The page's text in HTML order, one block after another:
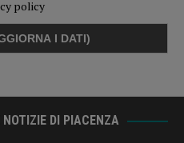
policy
DI PIACENZA